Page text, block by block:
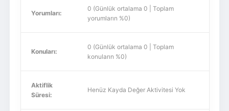
Yorumları:
0 (Günlük ortalama 0 | Toplam
yorumların %0)
Konuları:
0 (Günlük ortalama 0 | Toplam
konuların %0)
Aktiflik
Süresi:
Henüz Kayda Değer Aktivitesi Yok